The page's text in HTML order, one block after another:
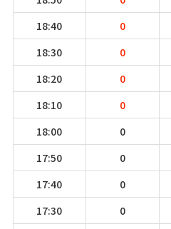
18:40
0
18:30
0
18:20
0
18:10
0
18:00
0
17:50
0
17:40
0
17:30
0